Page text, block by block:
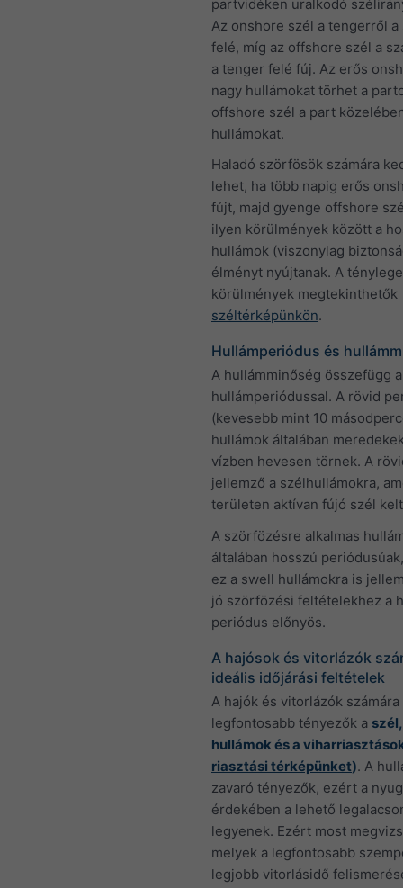
partvidéken uralkodó
Az onshore szél a tengerről a
felé, míg az offshore szél a
a tenger felé fúj. Az erős
nagy hullámokat törhet a
offshore szél a part
hullámokat.
Haladó szörfösök számára
lehet, ha több napig erős
fújt, majd gyenge offshore
ilyen körülmények között a
hullámok (viszonylag
élményt nyújtanak. A
körülmények megtekinthetők
széltérképünkön.
Hullámperiódus és
A hullámminőség összefügg a
hullámperiódussal. A rövid
(kevesebb mint 10
hullámok általában
vízben hevesen törnek. A
jellemző a szélhullámokra,
területen aktívan fújó szél
A szörfözésre alkalmas
általában hosszú
ez a swell hullámokra is
jó szörfözési feltételekhez a
periódus előnyös.
A hajósok és vitorlázók
ideális időjárási feltételek
A hajók és vitorlázók számára
legfontosabb tényezők a
hullámok és a
riasztási térképünket). A
zavaró tényezők, ezért a
érdekében a lehető
legyenek. Ezért most
melyek a legfontosabb
legjobb vitorlásidő